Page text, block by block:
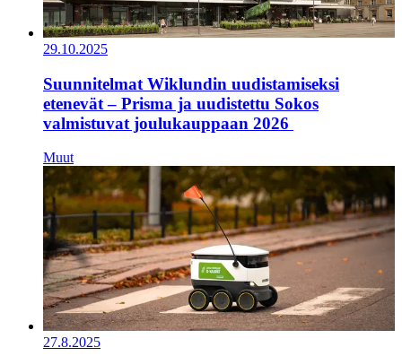
29.10.2025
Suunnitelmat Wiklundin uudistamiseksi
etenevät – Prisma ja uudistettu Sokos
valmistuvat joulukauppaan 2026
Muut
27.8.2025